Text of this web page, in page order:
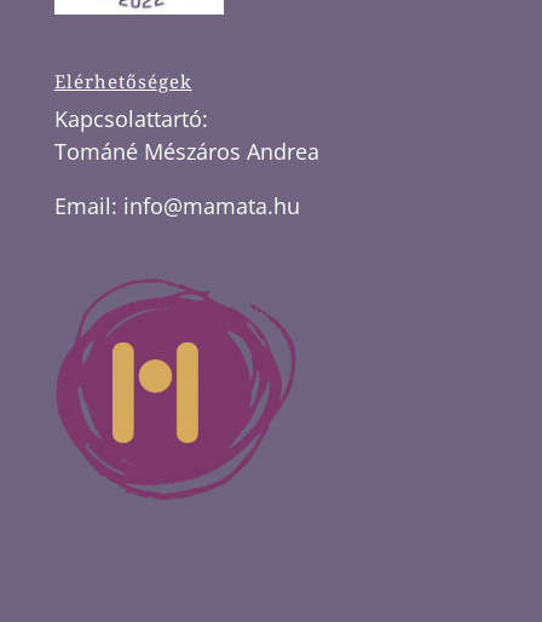
Elérhetőségek
Kapcsolattartó:
Tománé Mészáros Andrea
Email: info@mamata.hu